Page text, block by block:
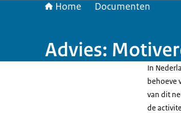
Home Documenten
Advies:
In
behoeve
van dit
de